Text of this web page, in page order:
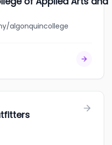
algonquincollege